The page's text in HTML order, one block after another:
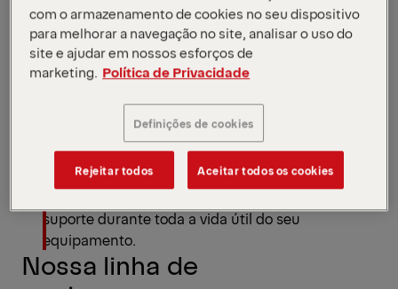
PALFINGER. Porque cuidar do seu equipamento
desde o início garante mais desempenho,
segurança e vida útil.
GARANTIA PALFINGER
O maior período de garantia do mercado,
suporte durante toda a vida útil do seu
equipamento.
Nossa linha de
com o armazenamento de cookies no seu dispositivo
para melhorar a navegação no site, analisar o uso do
site e ajudar em nossos esforços de
marketing. Política de Privacidade
Definições de cookies
Rejeitar todos Aceitar todos os cookies